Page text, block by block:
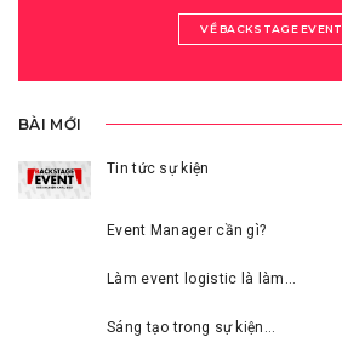
VỀ BACKSTAGE EVENT
BÀI MỚI
Tin tức sự kiện
Event Manager cần gì?
Làm event logistic là làm…
Sáng tạo trong sự kiện…